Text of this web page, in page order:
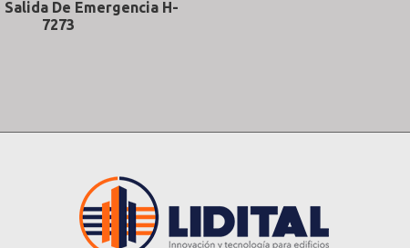
Salida De Emergencia H-
7273